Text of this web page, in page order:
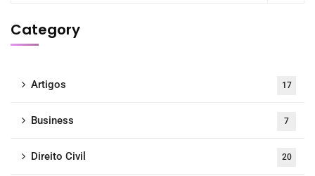
Category
Artigos 17
Business 7
Direito Civil 20